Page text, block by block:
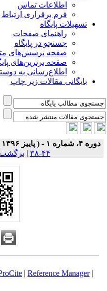
اطلاعات تماس
فرم برقراری ارتباط
تسهیلات پایگاه
راهنمای صفحات
جستجو در پایگاه
صفحه پرسش‌های
صفحه برترین‌های
اطلاع‌رسانی به
بایگانی مقالات زیر چاپ
دوره ۴، شماره ۱ - ( پاییز ۱۳۹۶ )
۴۴-۳۸
|برگشت
ProCite|Reference Manager